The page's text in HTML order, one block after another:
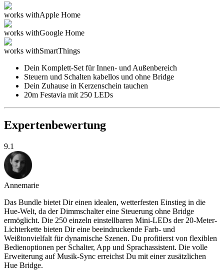
works withApple Home
works withGoogle Home
works withSmartThings
Dein Komplett-Set für Innen- und Außenbereich
Steuern und Schalten kabellos und ohne Bridge
Dein Zuhause in Kerzenschein tauchen
20m Festavia mit 250 LEDs
Expertenbewertung
9.1
Annemarie
Das Bundle bietet Dir einen idealen, wetterfesten Einstieg in die
Hue-Welt, da der Dimmschalter eine Steuerung ohne Bridge
ermöglicht. Die 250 einzeln einstellbaren Mini-LEDs der 20-Meter-
Lichterkette bieten Dir eine beeindruckende Farb- und
Weißtonvielfalt für dynamische Szenen. Du profitierst von flexiblen
Bedienoptionen per Schalter, App und Sprachassistent. Die volle
Erweiterung auf Musik-Sync erreichst Du mit einer zusätzlichen
Hue Bridge.